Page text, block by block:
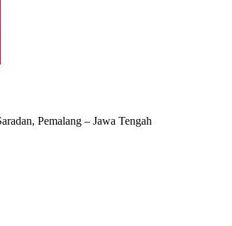
Pemalang – Jawa Tengah